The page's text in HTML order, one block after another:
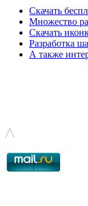
Скачать
Множество
Скачать
Разработка
А также
© - 2015-2017 -
^